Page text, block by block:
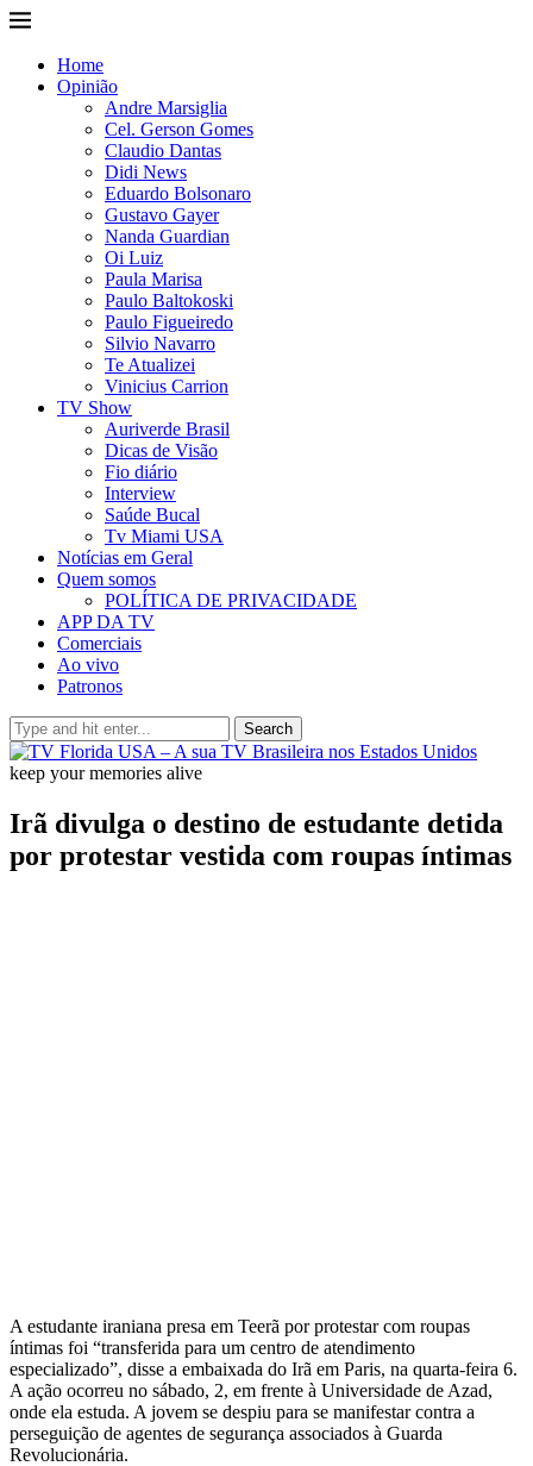
Home
Opinião
Andre Marsiglia
Cel. Gerson Gomes
Claudio Dantas
Didi News
Eduardo Bolsonaro
Gustavo Gayer
Nanda Guardian
Oi Luiz
Paula Marisa
Paulo Baltokoski
Paulo Figueiredo
Silvio Navarro
Te Atualizei
Vinicius Carrion
TV Show
Auriverde Brasil
Dicas de Visão
Fio diário
Interview
Saúde Bucal
Tv Miami USA
Notícias em Geral
Quem somos
POLÍTICA DE PRIVACIDADE
APP DA TV
Comerciais
Ao vivo
Patronos
Search
keep your memories alive
Irã divulga o destino de estudante detida
por protestar vestida com roupas íntimas
A estudante iraniana presa em Teerã por protestar com roupas
íntimas foi “transferida para um centro de atendimento
especializado”, disse a embaixada do Irã em Paris, na quarta-feira 6.
A ação ocorreu no sábado, 2, em frente à Universidade de Azad,
onde ela estuda. A jovem se despiu para se manifestar contra a
perseguição de agentes de segurança associados à Guarda
Revolucionária.